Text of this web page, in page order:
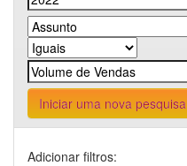
Iniciar uma nova pesquisa
Adicionar filtros: